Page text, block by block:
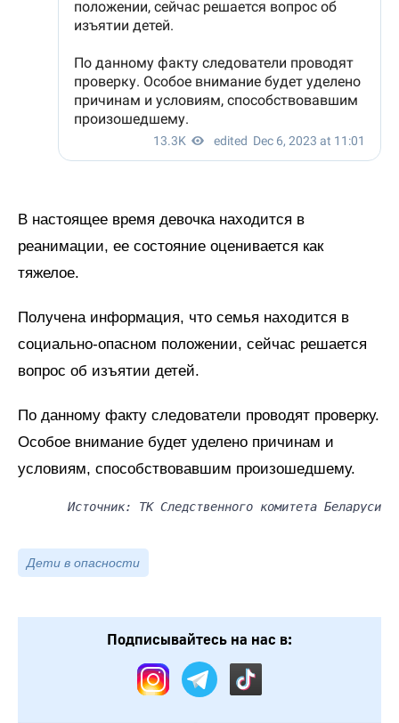
В настоящее время девочка находится в
реанимации, ее состояние оценивается как
тяжелое.
Получена информация, что семья находится в
социально-опасном положении, сейчас решается
вопрос об изъятии детей.
По данному факту следователи проводят проверку.
Особое внимание будет уделено причинам и
условиям, способствовавшим произошедшему.
Источник: ТК Следственного комитета Беларуси
Дети в опасности
Подписывайтесь на нас в: